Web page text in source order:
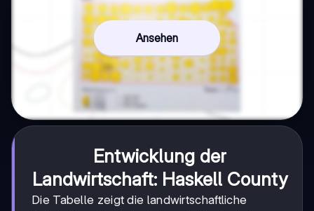
Ansehen
Entwicklung der
Landwirtschaft: Haskell County
Die Tabelle zeigt die landwirtschaftliche